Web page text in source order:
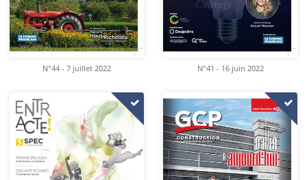
N°44 - 7 juillet 2022 N°41 - 16 juin 2022